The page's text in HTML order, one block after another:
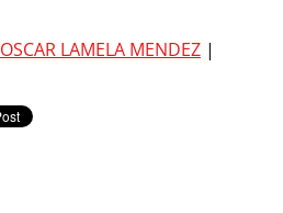
OSCAR LAMELA MENDEZ |